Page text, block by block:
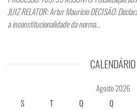
JUIZ RELATOR: Artur Maurício DECISÃO:
a inconstitucionalidade da norma…
CALENDÁRIO
Agosto 2026
S
T Q Q